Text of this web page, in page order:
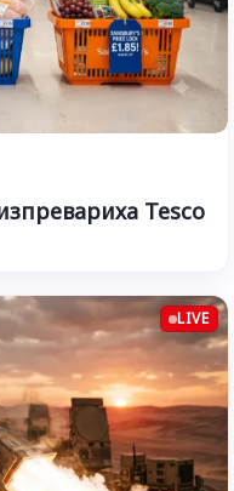
Tesco
LIVE